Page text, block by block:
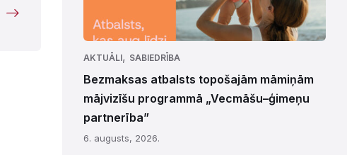
AKTUĀLI, SABIEDRĪBA
Bezmaksas atbalsts topošajām māmiņām
mājvizīšu programmā „Vecmāšu–ģimeņu
partnerība”
6. augusts, 2026.